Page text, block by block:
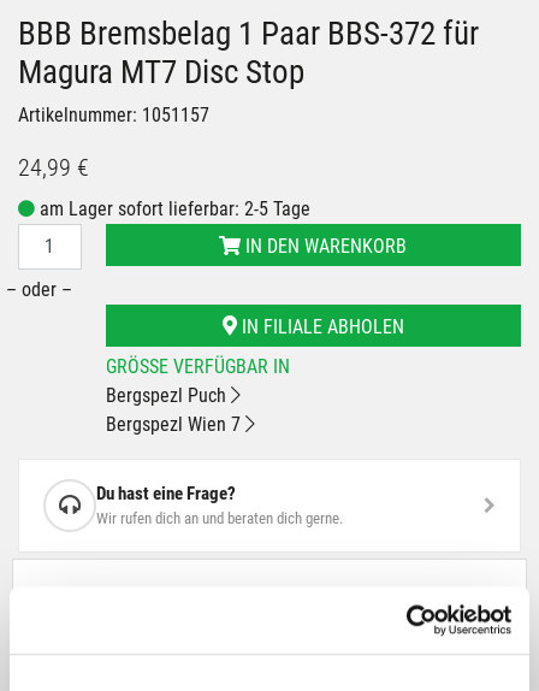
BBB Bremsbelag 1 Paar BBS-372 für
Magura MT7 Disc Stop
Artikelnummer: 1051157
24,99 €
am Lager sofort lieferbar: 2-5 Tage
IN DEN WARENKORB
– oder –
IN FILIALE ABHOLEN
GRÖSSE VERFÜGBAR IN
Bergspezl Puch
Bergspezl Wien 7
Du hast eine Frage?
Wir rufen dich an und beraten dich gerne.